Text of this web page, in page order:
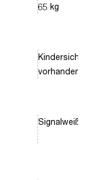
65 kg
vorhanden
Signalweiß,